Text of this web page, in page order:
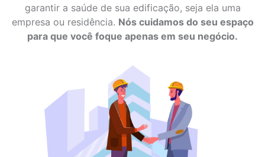
garantir a saúde de sua edificação, seja ela uma
empresa ou residência. Nós cuidamos do seu espaço
para que você foque apenas em seu negócio.